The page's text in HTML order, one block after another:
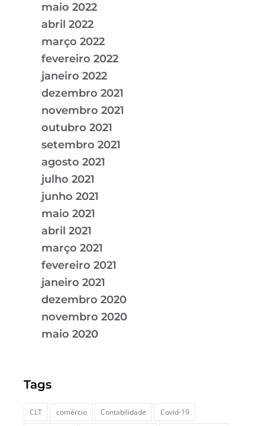
maio 2022
abril 2022
março 2022
fevereiro 2022
janeiro 2022
dezembro 2021
novembro 2021
outubro 2021
setembro 2021
agosto 2021
julho 2021
junho 2021
maio 2021
abril 2021
março 2021
fevereiro 2021
janeiro 2021
dezembro 2020
novembro 2020
maio 2020
Tags
CLT comércio Contabilidade
Covid-19